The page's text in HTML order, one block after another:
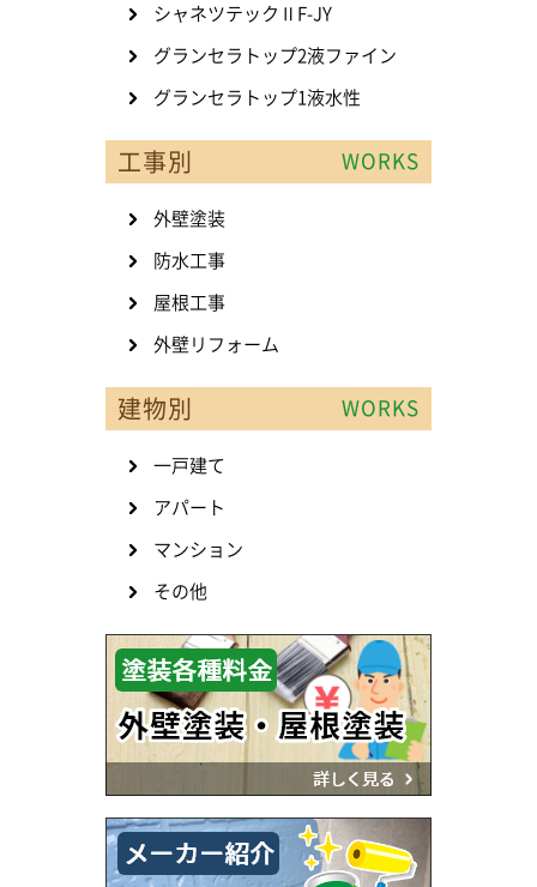
シャネツテックⅡF-JY
グランセラトップ2液ファイン
グランセラトップ1液水性
工事別 WORKS
外壁塗装
防水工事
屋根工事
外壁リフォーム
建物別 WORKS
一戸建て
アパート
マンション
その他